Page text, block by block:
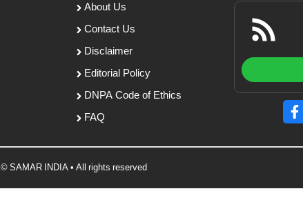
About Us
Contact Us
Disclaimer
Editorial Policy
DNPA Code of Ethics
FAQ
© SAMAR INDIA • All rights reserved